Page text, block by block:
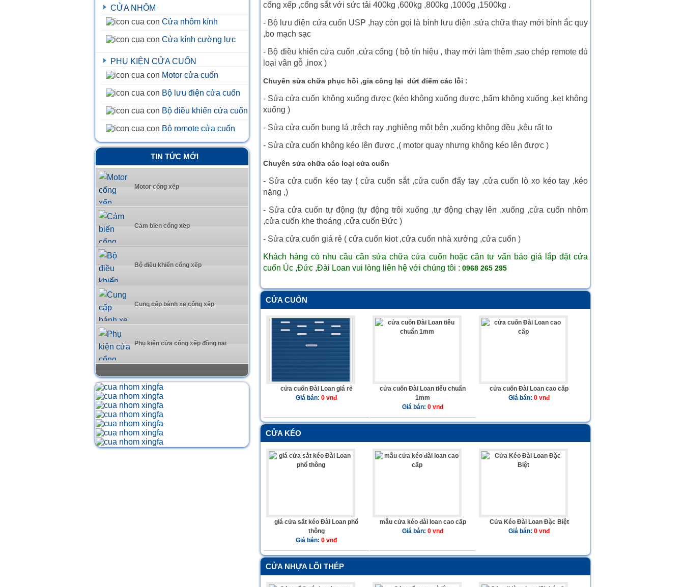
cổng xếp ,cổng sắt với sức tải 400kg ,600kg ,800kg ,1000g ,1500kg .
- Bộ lưu điện cửa cuốn USP ,hay còn gọi là bình lưu điện ,sửa chữa thay mới bình ắc quy
,bo mạch sạc
- Bộ điều khiển cửa cuốn ,cửa cổng ( bộ tín hiệu , thay mới làm thêm ,sao chép remote đủ
loại vân gỗ ,inox )
Chuyên sửa chữa phục hồi ,gia công lại dứt điểm các lỗi :
- Sửa cửa cuốn không xuống được (kéo không xuống được ,bấm không xuống ,kẹt không
xuống )
- Sửa cửa cuốn bung lá ,trệch ray ,nghiêng một bên ,xuống không đều ,kêu rất to
- Sửa cửa cuốn không kéo lên được ,( motor quay nhưng không kéo lên được )
Chuyên sửa chữa các loại cửa cuốn
- Sửa cửa cuốn kéo tay ( cửa cuốn sắt ,cửa cuốn đẩy tay ,cửa cuốn lò xo kéo tay ,kéo
nặng ,)
- Sửa cửa cuốn tự động (tự động trôi xuống ,tự động chạy lên ,xuống ,cửa cuốn nhôm
,cửa cuốn khe thoáng ,cửa cuốn Đức )
- Sửa cửa cuốn giá rẻ ( cửa cuốn kiot ,cửa cuốn nhà xưởng ,cửa cuốn )
Khách hàng có nhu cầu cần sửa chữa cửa cuốn hoặc cần tư vấn báo giá lắp đặt cửa
cuốn Úc ,Đức ,Đài Loan vui lòng liên hệ với chúng tôi : 0968 265 295
CỬA CUỐN
cửa cuốn Đài Loan giá rẻ
Giá bán: 0 vnđ
cửa cuốn Đài Loan tiêu chuẩn
1mm
Giá bán: 0 vnđ
cửa cuốn Đài Loan cao cấp
Giá bán: 0 vnđ
CỬA KÉO
giá cửa sắt kéo Đài Loan phổ
thông
Giá bán: 0 vnđ
mẫu cửa kéo đài loan cao cấp
Giá bán: 0 vnđ
Cửa Kéo Đài Loan Đặc Biệt
Giá bán: 0 vnđ
CỬA NHỰA LÕI THÉP
CỬA NHÔM
Cửa nhôm kính
Cửa kính cường lực
PHỤ KIỆN CỬA CUỐN
Motor cửa cuốn
Bộ lưu điện cửa cuốn
Bộ điều khiển cửa cuốn
Bộ romote cửa cuốn
TIN TỨC MỚI
Motor cổng xếp
Cảm biến cổng xếp
Bộ điều khiển cổng xếp
Cung cấp bánh xe cổng xếp
Phụ kiện cửa cổng xếp đồng nai